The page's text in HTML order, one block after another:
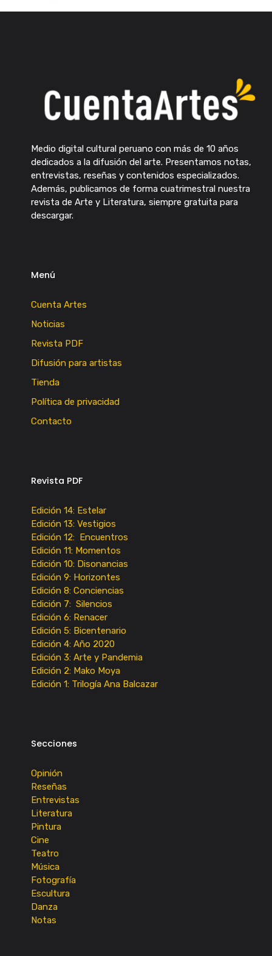
Medio digital cultural peruano con más de 10 años
dedicados a la difusión del arte. Presentamos notas,
entrevistas, reseñas y contenidos especializados.
Además, publicamos de forma cuatrimestral nuestra
revista de Arte y Literatura, siempre gratuita para
descargar.
Menú
Cuenta Artes
Noticias
Revista PDF
Difusión para artistas
Tienda
Política de privacidad
Contacto
Revista PDF
Edición 14: Estelar
Edición 13: Vestigios
Edición 12: Encuentros
Edición 11: Momentos
Edición 10: Disonancias
Edición 9: Horizontes
Edición 8: Conciencias
Edición 7: Silencios
Edición 6: Renacer
Edición 5: Bicentenario
Edición 4: Año 2020
Edición 3: Arte y Pandemia
Edición 2: Mako Moya
Edición 1: Trilogía Ana Balcazar
Secciones
Opinión
Reseñas
Entrevistas
Literatura
Pintura
Cine
Teatro
Música
Fotografía
Escultura
Danza
Notas